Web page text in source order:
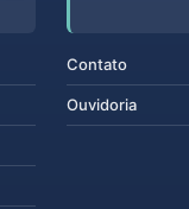
Contato
Ouvidoria